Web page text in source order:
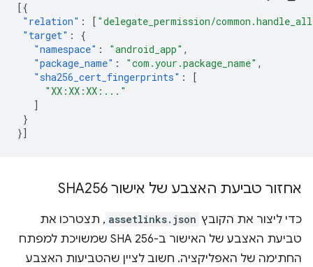
[{
"relation" : [ "delegate_permission/
"target" :
{
"namespace" : "android_app" ,
"package_name" : "com.your.package_name" ,
"sha256_cert_fingerprints" :
[
"XX:XX:XX:..."
]
}
}]
אחזור טביעת האצבע של אישור SHA256
כדי ליצור את הקובץ assetlinks.json , תצטרכו את
טביעת האצבע של האישור ב-SHA 256 שמשויכת למפתח
החתימה של האפליקציה. חשוב לציין שהטביעות האצבע